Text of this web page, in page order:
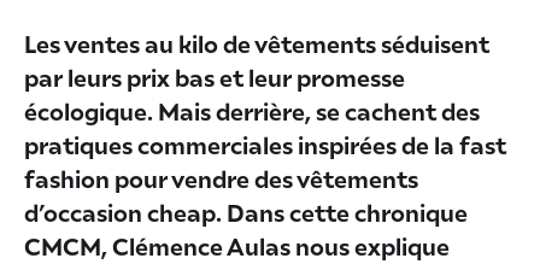
Les ventes au kilo de vêtements séduisent
par leurs prix bas et leur promesse
écologique. Mais derrière, se cachent des
pratiques commerciales inspirées de la fast
fashion pour vendre des vêtements
d’occasion cheap. Dans cette chronique
CMCM, Clémence Aulas nous explique